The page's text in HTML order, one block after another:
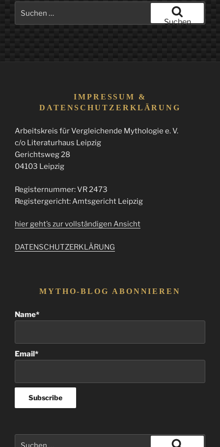
nach:
Suchen
IMPRESSUM &
DATENSCHUTZERKLÄRUNG
Arbeitskreis für Vergleichende Mythologie e. V.
c/o Literaturhaus Leipzig
Gerichtsweg 28
04103 Leipzig
Registernummer: VR 2473
Registergericht: Amtsgericht Leipzig
hier geht’s zur vollständigen Ansicht
DATENSCHUTZERKLÄRUNG
MYTHO-BLOG ABONNIEREN
Name*
Email*